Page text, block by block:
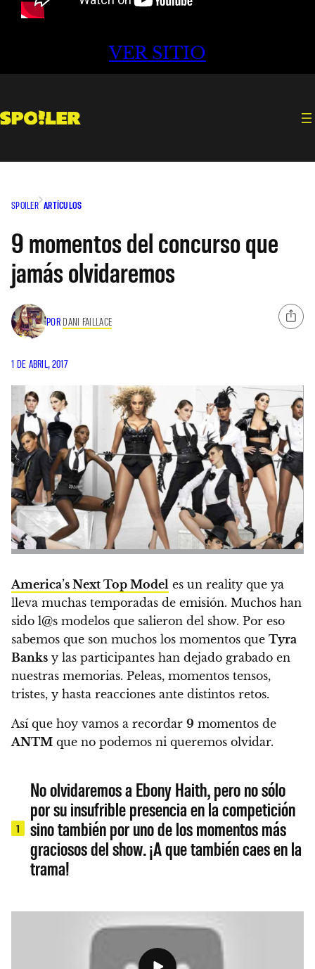
VER SITIO
SPOILER ARTÍCULOS
9 momentos del concurso que
jamás olvidaremos
POR DANI FAILLACE
1 DE ABRIL, 2017
America’s Next Top Model es un reality que ya
lleva muchas temporadas de emisión. Muchos han
sido l@s modelos que salieron del show. Por eso
sabemos que son muchos los momentos que Tyra
Banks y las participantes han dejado grabado en
nuestras memorias. Peleas, momentos tensos,
tristes, y hasta reacciones ante distintos retos.
Así que hoy vamos a recordar 9 momentos de
ANTM que no podemos ni queremos olvidar.
1
No olvidaremos a Ebony Haith, pero no sólo
por su insufrible presencia en la competición
sino también por uno de los momentos más
graciosos del show. ¡A que también caes en la
trama!